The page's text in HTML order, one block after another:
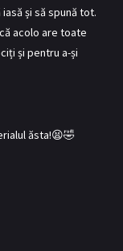
și să spună tot.
acolo are toate
și pentru a-și
ăsta!😫🤣